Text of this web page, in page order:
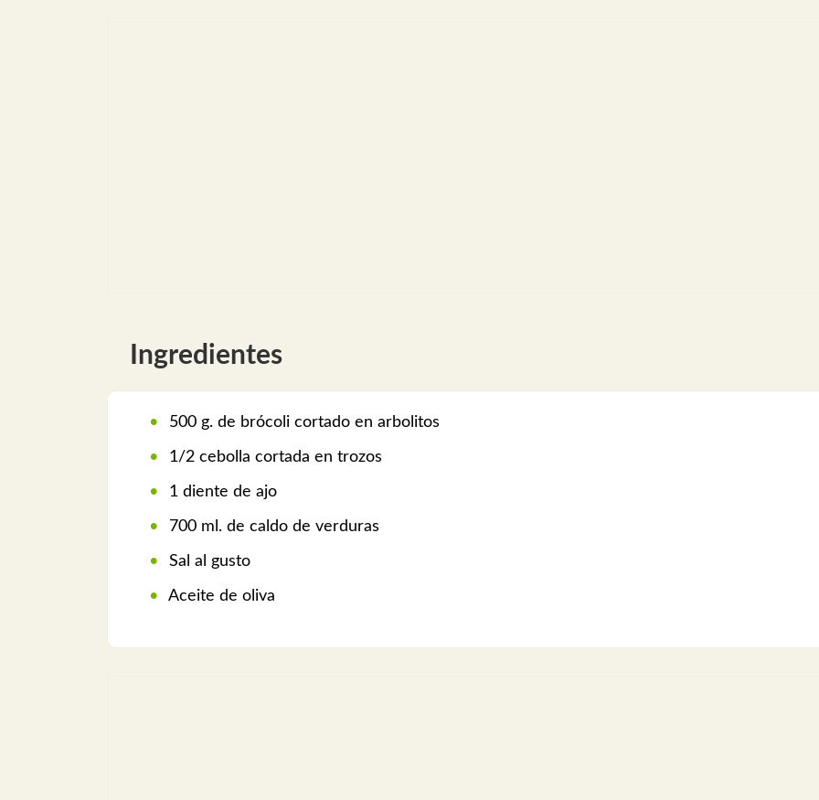
Ingredientes
500 g. de brócoli cortado en arbolitos
1/2 cebolla cortada en trozos
1 diente de ajo
700 ml. de caldo de verduras
Sal al gusto
Aceite de oliva